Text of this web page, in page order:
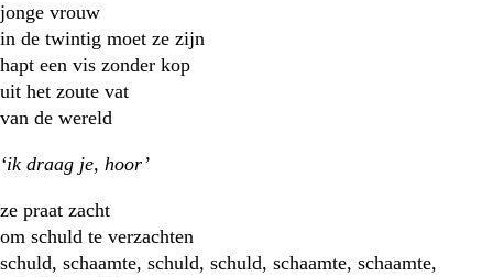
jonge vrouw
in de twintig moet ze zijn
hapt een vis zonder kop
uit het zoute vat
van de wereld
‘ik draag je, hoor’
ze praat zacht
om schuld te verzachten
schuld, schaamte, schuld, schuld, schaamte, schaamte,